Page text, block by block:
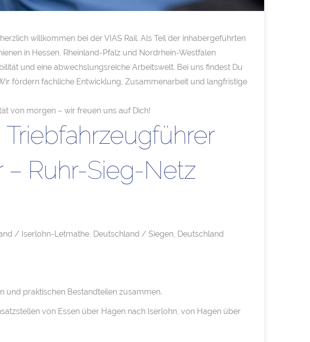
willkommen bei der VIAS Rail. Als Teil der inhabergeführten
in Hessen, Rheinland-Pfalz und Nordrhein-Westfalen
und eine abwechslungsreiche Arbeitswelt. Bei uns findest Du
fördern fachliche Entwicklung, Zusammenarbeit und langfristige
von morgen – wir freuen uns auf Dich!
Ruhr-Sieg-Netz
/ Iserlohn-Letmathe, Deutschland / Siegen, Deutschland
und praktischen Bestandteilen zusammen.
von Essen über Hagen nach Iserlohn, von Hagen über